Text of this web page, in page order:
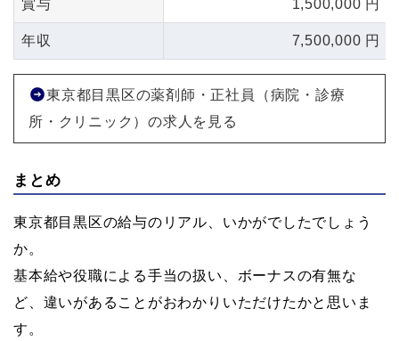
賞与 1,500,000 円
年収 7,500,000 円
東京都目黒区の薬剤師・正社員（病院・診療
所・クリニック）の求人を見る
まとめ
東京都目黒区の給与のリアル、いかがでしたでしょう
か。
基本給や役職による手当の扱い、ボーナスの有無な
ど、違いがあることがおわかりいただけたかと思いま
す。